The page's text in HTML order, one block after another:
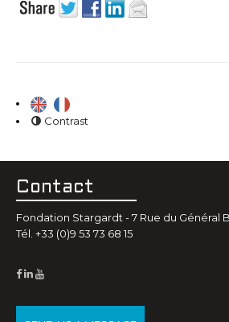
Contrast
Contact
Fondation Stargardt - 7 Rue du Général
Tél. +33 (0)9 53 73 68 15